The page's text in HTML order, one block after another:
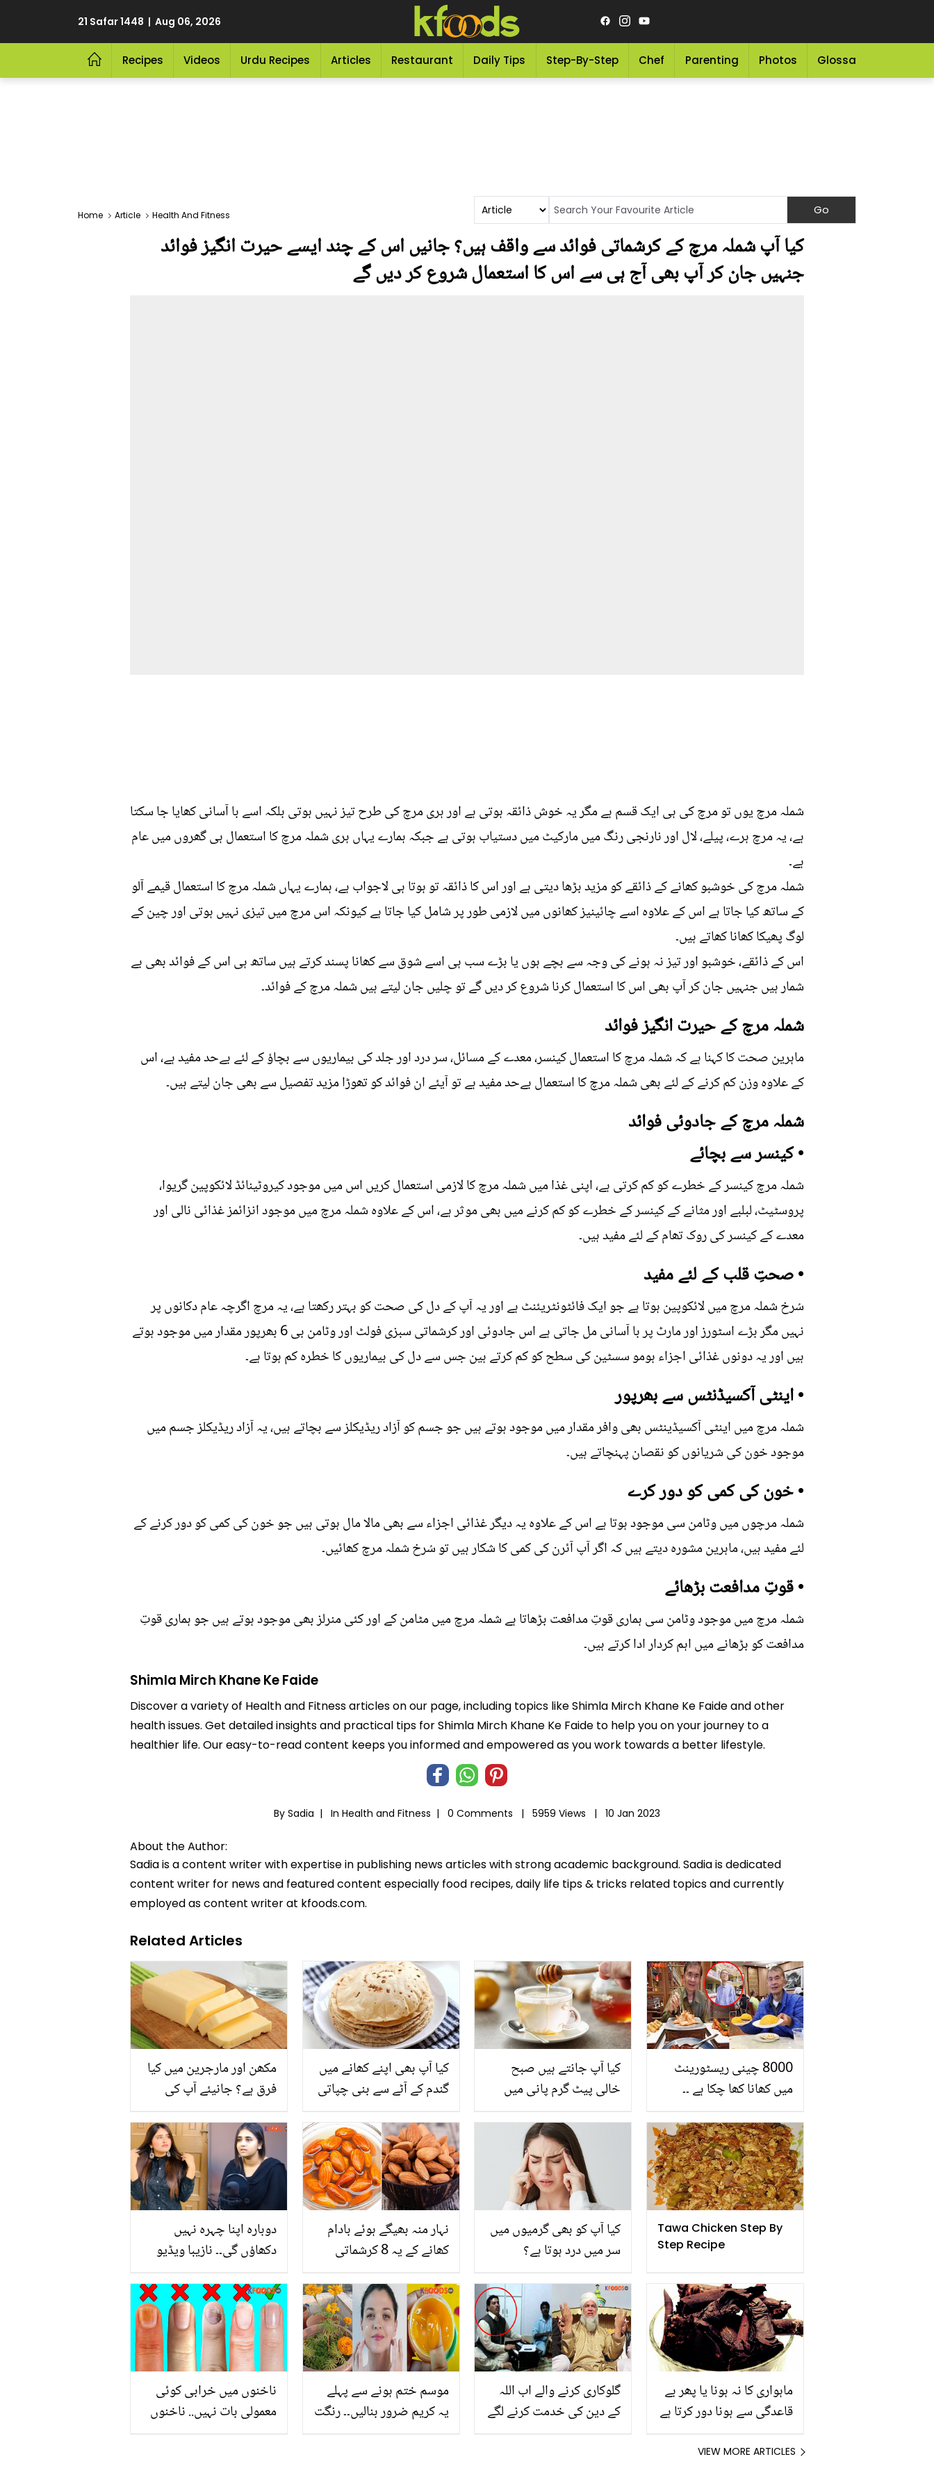
21 Safar 1448 | Aug 06, 2026
Recipes Videos Urdu Recipes Articles Restaurant Daily Tips Step-By-Step Chef Parenting Photos Glossary
Home Article Health And Fitness
کیا آپ شملہ مرچ کے کرشماتی فوائد سے واقف ہیں؟ جانیں اس کے چند ایسے حیرت انگیز فوائد
جنہیں جان کر آپ بھی آج ہی سے اس کا استعمال شروع کر دیں گے
شملہ مرچ یوں تو مرچ کی ہی ایک قسم ہے مگر یہ خوش ذائقہ ہوتی ہے اور ہری مرچ کی طرح تیز نہیں ہوتی بلکہ اسے با آسانی کھایا جا سکتا
ہے، یہ مرچ ہرے، پیلے، لال اور نارنجی رنگ میں مارکیٹ میں دستیاب ہوتی ہے جبکہ ہمارے یہاں ہری شملہ مرچ کا استعمال ہی گھروں میں عام
ہے۔
شملہ مرچ کی خوشبو کھانے کے ذائقے کو مزید بڑھا دیتی ہے اور اس کا ذائقہ تو ہوتا ہی لاجواب ہے، ہمارے یہاں شملہ مرچ کا استعمال قیمے آلو
کے ساتھ کیا جاتا ہے اس کے علاوہ اسے چائینیز کھانوں میں لازمی طور پر شامل کیا جاتا ہے کیونکہ اس مرچ میں تیزی نہیں ہوتی اور چین کے
لوگ پھیکا کھانا کھاتے ہیں۔
اس کے ذائقے، خوشبو اور تیز نہ ہونے کی وجہ سے بچے ہوں یا بڑے سب ہی اسے شوق سے کھانا پسند کرتے ہیں ساتھ ہی اس کے فوائد بھی بے
شمار ہیں جنہیں جان کر آپ بھی اس کا استعمال کرنا شروع کر دیں گے تو چلیں جان لیتے ہیں شملہ مرچ کے فوائد۔
شملہ مرچ کے حیرت انگیز فوائد
ماہرین صحت کا کہنا ہے کہ شملہ مرچ کا استعمال کینسر، معدے کے مسائل، سر درد اور جلد کی بیماریوں سے بچاؤ کے لئے بےحد مفید ہے، اس
کے علاوہ وزن کم کرنے کے لئے بھی شملہ مرچ کا استعمال بےحد مفید ہے تو آیئے ان فوائد کو تھوڑا مزید تفصیل سے بھی جان لیتے ہیں۔
شملہ مرچ کے جادوئی فوائد
• کینسر سے بچائے
شملہ مرچ کینسر کے خطرے کو کم کرتی ہے، اپنی غذا میں شملہ مرچ کا لازمی استعمال کریں اس میں موجود کیروٹینائڈ لائکوپین گریوا،
پروسٹیٹ، لبلبے اور مثانے کے کینسر کے خطرے کو کم کرنے میں بھی موثر ہے، اس کے علاوہ شملہ مرچ میں موجود انزائمز غذائی نالی اور
معدے کے کینسر کی روک تھام کے لئے مفید ہیں۔
• صحتِ قلب کے لئے مفید
سُرخ شملہ مرچ میں لائکوپین ہوتا ہے جو ایک فائٹونٹریئنٹ ہے اور یہ آپ کے دل کی صحت کو بہتر رکھتا ہے، یہ مرچ اگرچہ عام دکانوں پر
نہیں مگر بڑے اسٹورز اور مارٹ پر با آسانی مل جاتی ہے اس جادوئی اور کرشماتی سبزی فولٹ اور وٹامن بی 6 بھرپور مقدار میں موجود ہوتے
ہیں اور یہ دونوں غذائی اجزاء ہومو سسٹین کی سطح کو کم کرتے ہین جس سے دل کی بیماریوں کا خطرہ کم ہوتا ہے۔
• اینٹی آکسیڈنٹس سے بھرپور
شملہ مرچ میں اینٹی آکسیڈینٹس بھی وافر مقدار میں موجود ہوتے ہیں جو جسم کو آزاد ریڈیکلز سے بچاتے ہیں، یہ آزاد ریڈیکلز جسم میں
موجود خون کی شریانوں کو نقصان پہنچاتے ہیں۔
• خون کی کمی کو دور کرے
شملہ مرچوں میں وٹامن سی موجود ہوتا ہے اس کے علاوہ یہ دیگر غذائی اجزاء سے بھی مالا مال ہوتی ہیں جو خون کی کمی کو دور کرنے کے
لئے مفید ہیں، ماہرین مشورہ دیتے ہیں کہ اگر آپ آئرن کی کمی کا شکار ہیں تو سُرخ شملہ مرچ کھائیں۔
• قوتِ مدافعت بڑھائے
شملہ مرچ میں موجود وٹامن سی ہماری قوتِ مدافعت بڑھاتا ہے شملہ مرچ میں مٹامن کے اور کئی منرلز بھی موجود ہوتے ہیں جو ہماری قوتِ
مدافعت کو بڑھانے میں اہم کردار ادا کرتے ہیں۔
Shimla Mirch Khane Ke Faide
Discover a variety of Health and Fitness articles on our page, including topics like Shimla Mirch Khane Ke Faide and other
health issues. Get detailed insights and practical tips for Shimla Mirch Khane Ke Faide to help you on your journey to a
healthier life. Our easy-to-read content keeps you informed and empowered as you work towards a better lifestyle.
By Sadia | In Health and Fitness | 0 Comments | 5959 Views | 10 Jan 2023
About the Author:
Sadia is a content writer with expertise in publishing news articles with strong academic background. Sadia is dedicated
content writer for news and featured content especially food recipes, daily life tips & tricks related topics and currently
employed as content writer at kfoods.com.
Related Articles
مکھن اور مارجرین میں کیا
فرق ہے؟ جانیئے آپ کی
فائدے مند ہے؟
کیا آپ بھی اپنے کھانے میں
گندم کے آٹے سے بنی چپاتی
یہ معلومات پڑھ لیجیے
کیا آپ جانتے ہیں صبح
خالی پیٹ گرم پانی میں
ہے؟ جانیں دلچسپ وجہ
8000 چینی ریسٹورینٹ
میں کھانا کھا چکا ہے ۔۔
ریسٹورینٹ میں ہی کھانا
کیوں کھاتا ہے؟
دوبارہ اپنا چہرہ نہیں
دکھاؤں گی۔۔ نازیبا ویڈیو
ملک نے سوشل میڈیا چھوڑ
دیا؟ جذباتی پیغام شئیر
کردیا
نہار منہ بھیگے ہوئے بادام
کھانے کے یہ 8 کرشماتی
آپ بھی آج سے اس کا
استعمال شروع کر دیں گے
کیا آپ کو بھی گرمیوں میں
سر میں درد ہوتا ہے؟
Tawa Chicken Step By
Step Recipe
ناخنوں میں خرابی کوئی
معمولی بات نہیں.. ناخنوں
موسم ختم ہونے سے پہلے
یہ کریم ضرور بنالیں۔۔ رنگت
گلوکاری کرنے والے اب اللہ
کے دین کی خدمت کرنے لگے
ماہواری کا نہ ہونا یا پھر بے
قاعدگی سے ہونا دور کرتا ہے
رکھنے والی مکھن بوٹی کے
VIEW MORE ARTICLES